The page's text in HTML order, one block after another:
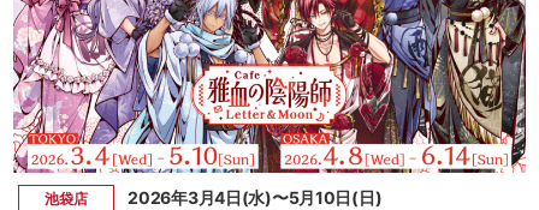
池袋店 2026年3月4日(水)〜5月10日(日)